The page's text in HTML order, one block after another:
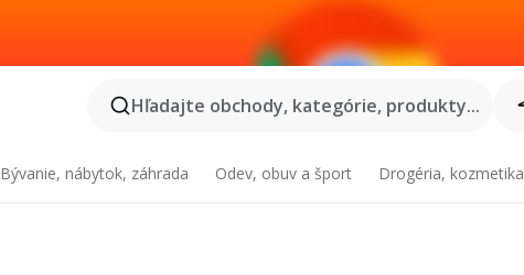
Hľadajte obchody, kategórie, produkty...
Bývanie, nábytok, záhrada Odev, obuv a šport Drogéria, kozmetika